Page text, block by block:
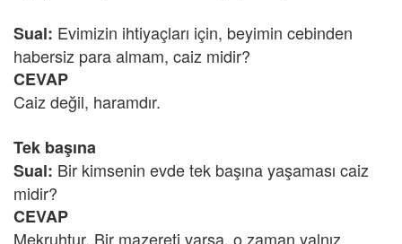
Sual: Evimizin ihtiyaçları için, beyimin cebinden
habersiz para almam, caiz midir?
CEVAP
Caiz değil, haramdır.
Tek başına
Sual: Bir kimsenin evde tek başına yaşaması caiz
midir?
CEVAP
Mekruhtur. Bir mazereti varsa, o zaman yalnız